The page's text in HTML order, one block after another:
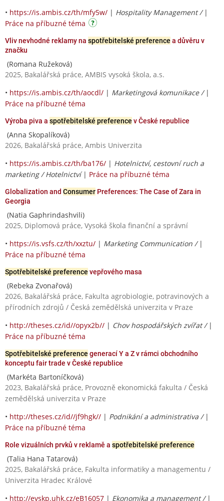
• https://is.ambis.cz/th/mfy5w/ | Hospitality Management / |
Práce na příbuzné téma
Vliv nevhodné reklamy na spotřebitelské preference a důvěru v
značku
(Romana Ružeková)
2025, Bakalářská práce, AMBIS vysoká škola, a.s.
• https://is.ambis.cz/th/aocdl/ | Marketingová komunikace / |
Práce na příbuzné téma
Výroba piva a spotřebitelské preference v České republice
(Anna Skopalíková)
2026, Bakalářská práce, Ambis Univerzita
• https://is.ambis.cz/th/ba176/ | Hotelnictví, cestovní ruch a
marketing / Hotelnictví| Práce na příbuzné téma
Globalization and Consumer Preferences: The Case of Zara in
Georgia
(Natia Gaphrindashvili)
2025, Diplomová práce, Vysoká škola finanční a správní
• https://is.vsfs.cz/th/xxztu/ | Marketing Communication / |
Práce na příbuzné téma
Spotřebitelské preference vepřového masa
(Rebeka Zvonařová)
2026, Bakalářská práce, Fakulta agrobiologie, potravinových a
přírodních zdrojů / Česká zemědělská univerzita v Praze
• http://theses.cz/id//opyx2b// | Chov hospodářských zvířat / |
Práce na příbuzné téma
Spotřebitelské preference generací Y a Z v rámci obchodního
konceptu fair trade v České republice
(Markéta Bartoníčková)
2023, Bakalářská práce, Provozně ekonomická fakulta / Česká
zemědělská univerzita v Praze
• http://theses.cz/id//jf9hgk// | Podnikání a administrativa / |
Práce na příbuzné téma
Role vizuálních prvků v reklamě a spotřebitelské preference
(Talia Hana Tatarová)
2025, Bakalářská práce, Fakulta informatiky a managementu /
Univerzita Hradec Králové
• http://evskp.uhk.cz/eB16057 | Ekonomika a management / |